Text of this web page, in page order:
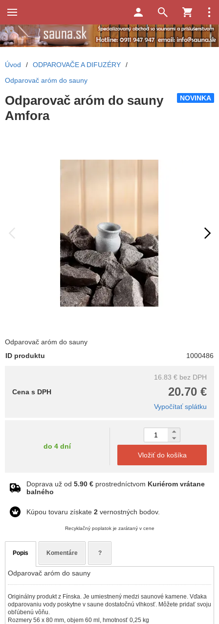
Úvod / ODPAROVAČE A DIFUZÉRY
/
Odparovač aróm do sauny
NOVINKA
Odparovač aróm do sauny
Amfora
Odparovač aróm do sauny
ID produktu
1000486
16.83 € bez DPH
20.70 €
Cena s DPH
Vypočítať splátku
do 4 dní
Vložiť do košíka
Doprava už od 5.90 € prostredníctvom Kuriérom vrátane
balného
Kúpou tovaru získate 2 vernostných bodov.
Recyklačný poplatok je zarátaný v cene
Popis Komentáre ?
Odparovač aróm do sauny
Originálny produkt z Fínska. Je umiestnený medzi saunové kamene. Vďaka
odparovaniu vody poskytne v saune dostatočnú vlhkosť. Môžete pridať svoju
obľúbenú vôňu.
Rozmery 56 x 80 mm, objem 60 ml, hmotnosť 0,25 kg